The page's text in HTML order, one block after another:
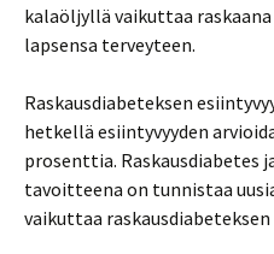
kalaöljyllä vaikuttaa
lapsensa terveyteen.
Raskausdiabeteksen
hetkellä esiintyvyyden
prosenttia. Raskausdiabetes
tavoitteena on tunnistaa
vaikuttaa